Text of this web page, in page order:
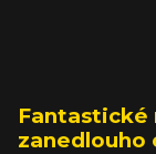
Fantastické
zanedlouho